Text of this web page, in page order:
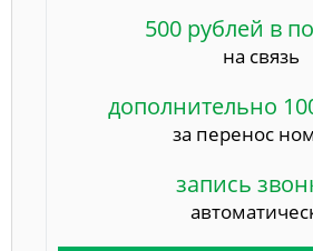
500 рублей в
на связь
дополнительно
за перенос
запись